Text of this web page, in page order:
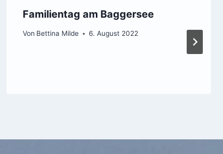
Familientag am Baggersee
Von Bettina Milde 6. August 2022